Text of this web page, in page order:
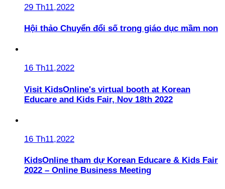
29 Th11,2022
Hội thảo Chuyển đổi số trong giáo dục mầm non
16 Th11,2022
Visit KidsOnline's virtual booth at Korean
Educare and Kids Fair, Nov 18th 2022
16 Th11,2022
KidsOnline tham dự Korean Educare & Kids Fair
2022 – Online Business Meeting